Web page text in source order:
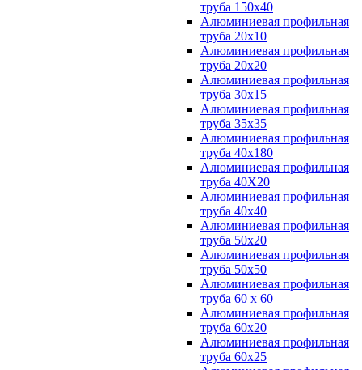
труба 150х40
Алюминиевая профильная
труба 20х10
Алюминиевая профильная
труба 20х20
Алюминиевая профильная
труба 30х15
Алюминиевая профильная
труба 35х35
Алюминиевая профильная
труба 40х180
Алюминиевая профильная
труба 40Х20
Алюминиевая профильная
труба 40х40
Алюминиевая профильная
труба 50х20
Алюминиевая профильная
труба 50х50
Алюминиевая профильная
труба 60 х 60
Алюминиевая профильная
труба 60х20
Алюминиевая профильная
труба 60х25